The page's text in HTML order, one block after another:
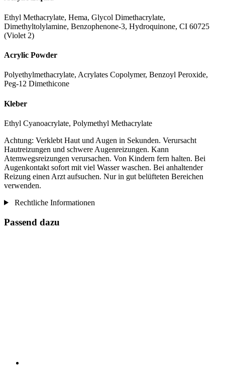
Ethyl Methacrylate, Hema, Glycol Dimethacrylate,
Dimethyltolylamine, Benzophenone-3, Hydroquinone, CI 60725
(Violet 2)
Acrylic Powder
Polyethylmethacrylate, Acrylates Copolymer, Benzoyl Peroxide,
Peg-12 Dimethicone
Kleber
Ethyl Cyanoacrylate, Polymethyl Methacrylate
Achtung: Verklebt Haut und Augen in Sekunden. Verursacht
Hautreizungen und schwere Augenreizungen. Kann
Atemwegsreizungen verursachen. Von Kindern fern halten. Bei
Augenkontakt sofort mit viel Wasser waschen. Bei anhaltender
Reizung einen Arzt aufsuchen. Nur in gut belüfteten Bereichen
verwenden.
Rechtliche Informationen
Passend dazu